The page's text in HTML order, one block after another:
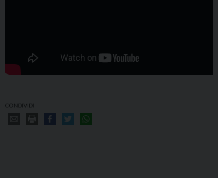
CONDIVIDI